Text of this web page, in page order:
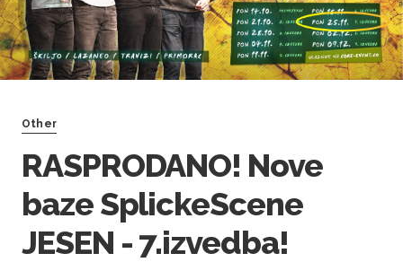
Other
RASPRODANO! Nove
baze SplickeScene
JESEN - 7.izvedba!